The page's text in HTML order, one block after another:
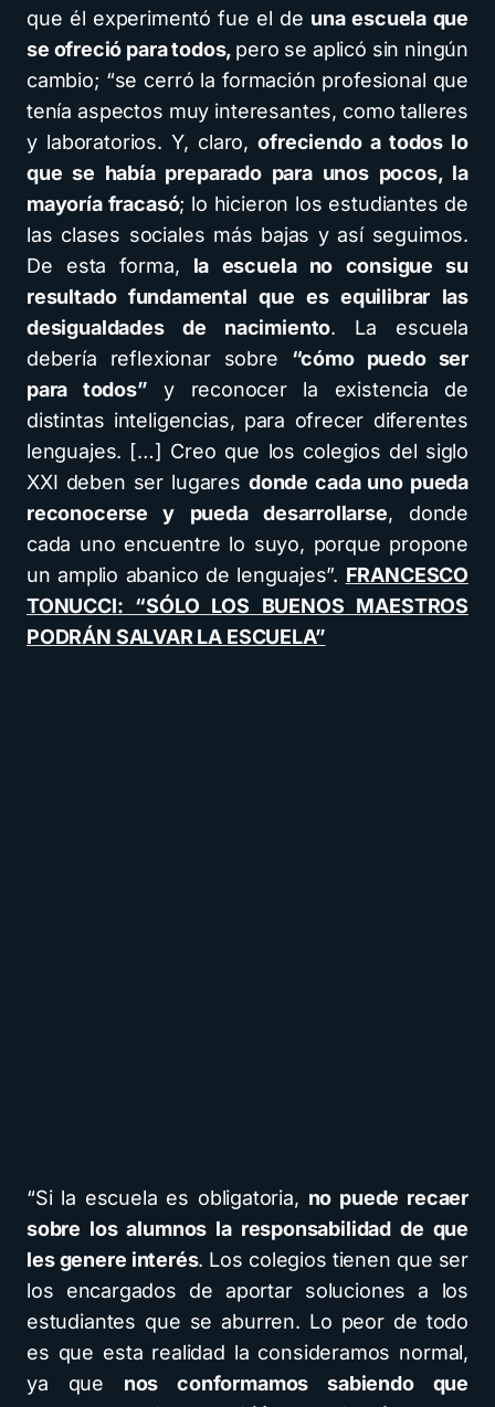
que él experimentó fue el de una escuela que
se ofreció para todos, pero se aplicó sin ningún
cambio; “se cerró la formación profesional que
tenía aspectos muy interesantes, como talleres
y laboratorios. Y, claro,ofreciendo a todos lo
que se había preparado para unos pocos, la
mayoría fracasó; lo hicieron los estudiantes de
las clases sociales más bajas y así seguimos.
De esta forma, la escuela no consigue su
resultado fundamental que es equilibrar las
desigualdades de nacimiento. La escuela
debería reflexionar sobre “cómo puedo ser
para todos” y reconocer la existencia de
distintas inteligencias, para ofrecer diferentes
lenguajes. […] Creo que los colegios del siglo
XXI deben ser lugares donde cada uno pueda
reconocerse y pueda desarrollarse, donde
cada uno encuentre lo suyo, porque propone
un amplio abanico de lenguajes”. FRANCESCO
TONUCCI: “SÓLO LOS BUENOS MAESTROS
PODRÁN SALVAR LA ESCUELA”
“Si la escuela es obligatoria, no puede recaer
sobre los alumnos la responsabilidad de que
les genere interés. Los colegios tienen que ser
los encargados de aportar soluciones a los
estudiantes que se aburren. Lo peor de todo
es que esta realidad la consideramos normal,
ya que nos conformamos sabiendo que